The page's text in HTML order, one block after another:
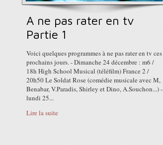
A ne pas rater en tv
Partie 1
Voici quelques programmes à ne pas rater en tv ces
prochains jours. - Dimanche 24 décembre : m6 /
18h High School Musical (téléfilm) France 2 /
20h50 Le Soldat Rose (comédie musicale avec M,
Benabar, V.Paradis, Shirley et Dino, A.Souchon...) -
lundi 25...
Lire la suite